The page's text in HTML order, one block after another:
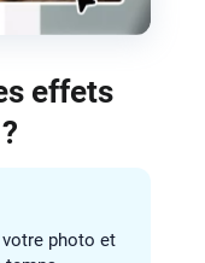
effets
photo et